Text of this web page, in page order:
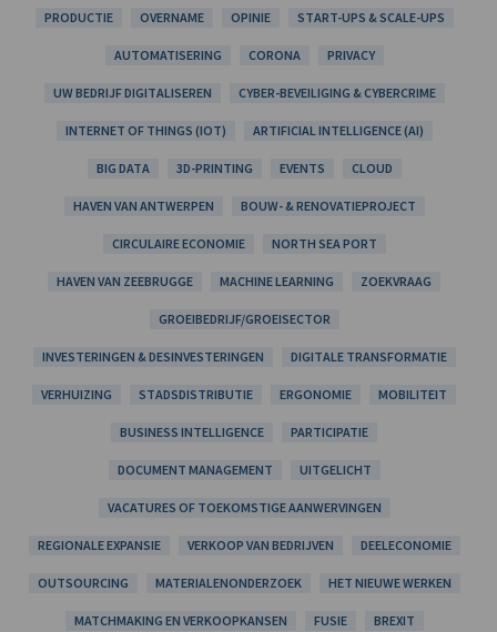
PRODUCTIE OVERNAME OPINIE START-UPS & SCALE-UPS
AUTOMATISERING CORONA PRIVACY
UW BEDRIJF DIGITALISEREN CYBER-BEVEILIGING & CYBERCRIME
INTERNET OF THINGS (IOT) ARTIFICIAL INTELLIGENCE (AI)
BIG DATA 3D-PRINTING EVENTS CLOUD
HAVEN VAN ANTWERPEN BOUW- & RENOVATIEPROJECT
CIRCULAIRE ECONOMIE NORTH SEA PORT
HAVEN VAN ZEEBRUGGE MACHINE LEARNING ZOEKVRAAG
GROEIBEDRIJF/GROEISECTOR
INVESTERINGEN & DESINVESTERINGEN DIGITALE TRANSFORMATIE
VERHUIZING STADSDISTRIBUTIE ERGONOMIE MOBILITEIT
BUSINESS INTELLIGENCE PARTICIPATIE
DOCUMENT MANAGEMENT UITGELICHT
VACATURES OF TOEKOMSTIGE AANWERVINGEN
REGIONALE EXPANSIE VERKOOP VAN BEDRIJVEN DEELECONOMIE
OUTSOURCING MATERIALENONDERZOEK HET NIEUWE WERKEN
MATCHMAKING EN VERKOOPKANSEN FUSIE BREXIT